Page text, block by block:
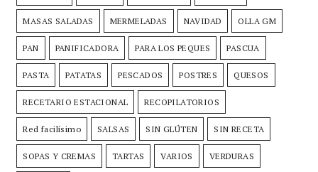
MASAS SALADAS MERMELADAS NAVIDAD OLLA GM
PAN PANIFICADORA PARA LOS PEQUES PASCUA
PASTA PATATAS PESCADOS POSTRES QUESOS
RECETARIO ESTACIONAL RECOPILATORIOS
Red facilísimo SALSAS SIN GLÚTEN SIN RECETA
SOPAS Y CREMAS TARTAS VARIOS VERDURAS